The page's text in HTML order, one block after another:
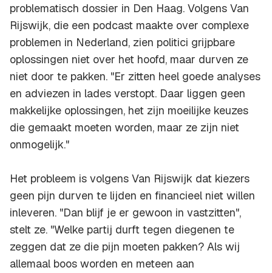
problematisch dossier in Den Haag. Volgens Van
Rijswijk, die een podcast maakte over complexe
problemen in Nederland, zien politici grijpbare
oplossingen niet over het hoofd, maar durven ze
niet door te pakken. "Er zitten heel goede analyses
en adviezen in lades verstopt. Daar liggen geen
makkelijke oplossingen, het zijn moeilijke keuzes
die gemaakt moeten worden, maar ze zijn niet
onmogelijk."
Het probleem is volgens Van Rijswijk dat kiezers
geen pijn durven te lijden en financieel niet willen
inleveren. "Dan blijf je er gewoon in vastzitten",
stelt ze. "Welke partij durft tegen diegenen te
zeggen dat ze die pijn moeten pakken? Als wij
allemaal boos worden en meteen aan